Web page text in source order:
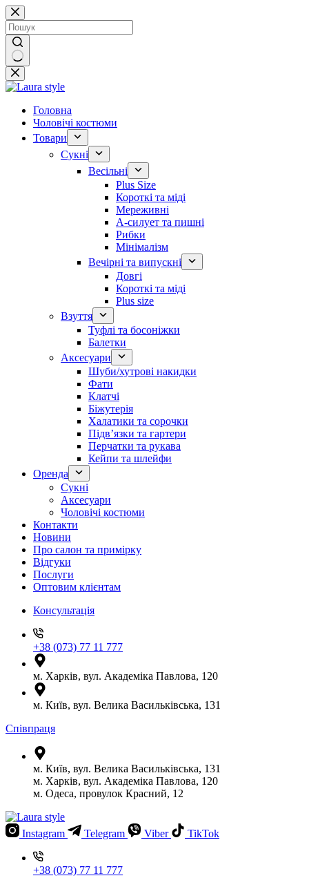
Перейти
до
вмісту
Немає
результатів
Головна
Чоловічі костюми
Товари
Сукні
Весільні
Plus Size
Короткі та міді
Мереживні
А-силует та пишні
Рибки
Мінімалізм
Вечірні та випускні
Довгі
Короткі та міді
Plus size
Взуття
Туфлі та босоніжки
Балетки
Аксесуари
Шуби/хутрові накидки
Фати
Клатчі
Біжутерія
Халатики та сорочки
Підвʼязки та гартери
Перчатки та рукава
Кейпи та шлейфи
Оренда
Сукні
Аксесуари
Чоловічі костюми
Контакти
Новини
Про салон та примірку
Відгуки
Послуги
Оптовим клієнтам
Консультація
+38 (073) 77 11 777
м. Харків, вул. Академіка Павлова, 120
м. Київ, вул. Велика Васильківська, 131
Співпраця
м. Київ, вул. Велика Васильківська, 131
м. Харків, вул. Академіка Павлова, 120
м. Одеса, провулок Красний, 12
Instagram Telegram Viber TikTok
+38 (073) 77 11 777